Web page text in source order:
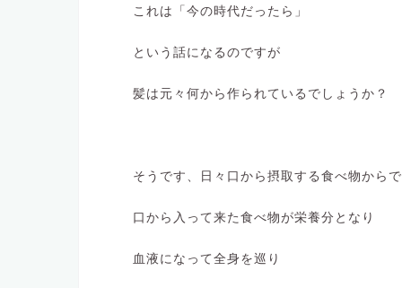
これは「今の時代だったら」
という話になるのですが
髪は元々何から作られているでしょうか？
そうです、日々口から摂取する食べ物から
口から入って来た食べ物が栄養分となり
血液になって全身を巡り